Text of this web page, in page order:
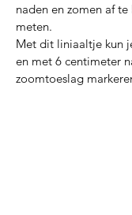
naden en zomen af te
meten.
Met dit liniaaltje kun
en met 6 centimeter
zoomtoeslag